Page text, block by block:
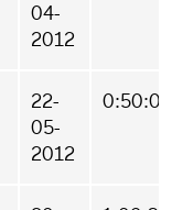
04-
2012
22-
05-
2012
0:50:04